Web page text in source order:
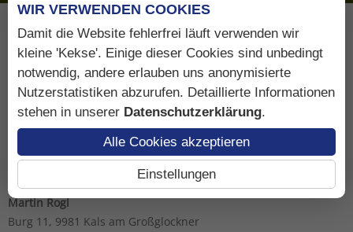
ADRESSE
Landhaus Taurer
Martin Rogl
Burg 11, 9981 Kals am Großglockner
WIR VERWENDEN COOKIES
Damit die Website fehlerfrei läuft verwenden wir
kleine 'Kekse'. Einige dieser Cookies sind unbedingt
notwendig, andere erlauben uns anonymisierte
Nutzerstatistiken abzurufen. Detaillierte Informationen
stehen in unserer Datenschutzerklärung.
Alle Cookies akzeptieren
Einstellungen